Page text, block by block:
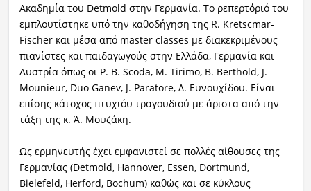
Ακαδημία του Detmold στην Γερμανία. Το ρεπερτόριό του
εμπλουτίστηκε υπό την καθοδήγηση της R. Kretscmar-
Fischer και μέσα από master classes με διακεκριμένους
πιανίστες και παιδαγωγούς στην Ελλάδα, Γερμανία και
Αυστρία όπως οι P. B. Scoda, M. Tirimo, B. Berthold, J.
Mounieur, Duo Ganev, J. Paratore, Δ. Ευνουχίδου. Είναι
επίσης κάτοχος πτυχιόυ τραγουδιού με άριστα από την
τάξη της κ. Ά. Μουζάκη.
Ως ερμηνευτής έχει εμφανιστεί σε πολλές αίθουσες της
Γερμανίας (Detmold, Hannover, Essen, Dortmund,
Bielefeld, Herford, Bochum) καθώς και σε κύκλους